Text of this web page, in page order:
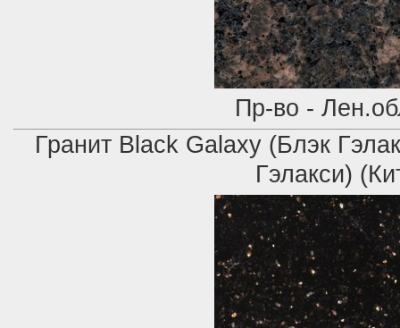
Пр-во -
Гранит Black Galaxy (Блэк
Гэлакси)